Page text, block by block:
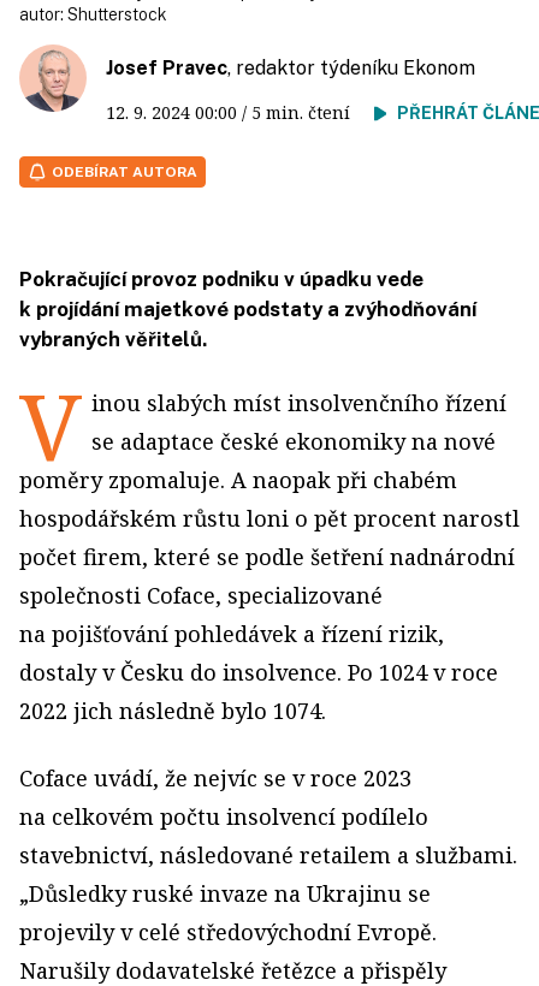
autor: Shutterstock
Josef Pravec, redaktor týdeníku Ekonom
12. 9. 2024 00:00 / 5 min. čtení PŘEHRÁT
ODEBÍRAT AUTORA
Pokračující provoz podniku v úpadku vede
k projídání majetkové podstaty a zvýhodňování
vybraných věřitelů.
V inou slabých míst insolvenčního řízení
se adaptace české ekonomiky na nové
poměry zpomaluje. A naopak při chabém
hospodářském růstu loni o pět procent narostl
počet firem, které se podle šetření nadnárodní
společnosti Coface, specializované
na pojišťování pohledávek a řízení rizik,
dostaly v Česku do insolvence. Po 1024 v roce
2022 jich následně bylo 1074.
Coface uvádí, že nejvíc se v roce 2023
na celkovém počtu insolvencí podílelo
stavebnictví, následované retailem a službami.
„Důsledky ruské invaze na Ukrajinu se
projevily v celé středovýchodní Evropě.
Narušily dodavatelské řetězce a přispěly